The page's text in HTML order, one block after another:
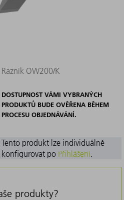
Razník OW200/K
DOSTUPNOST VÁMI VYBRANÝCH
PRODUKTŮ BUDE OVĚŘENA BĚHEM
PROCESU OBJEDNÁVÁNÍ.
Tento produkt lze individuálně
konfigurovat po Přihlášení.
produkty?